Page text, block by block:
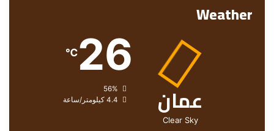
Weather
عمان
Clear Sky
26
℃
الرطوبة:
الرياح: